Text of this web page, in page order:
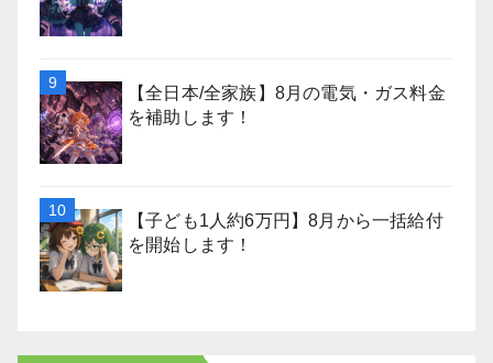
【全日本/全家族】8月の電気・ガス料金
を補助します！
【子ども1人約6万円】8月から一括給付
を開始します！